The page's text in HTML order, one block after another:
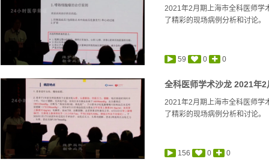
2021年2月期上海市全科医师学
了精彩的现场病例分析和讨论。
59 0 0
全科医师学术沙龙 2021年2
2021年2月期上海市全科医师学
了精彩的现场病例分析和讨论。
156 0 0